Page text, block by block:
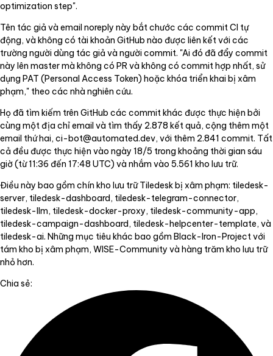
optimization step".
Tên tác giả và email noreply này bắt chước các commit CI tự
động, và không có tài khoản GitHub nào được liên kết với các
trường người dùng tác giả và người commit. "Ai đó đã đẩy commit
này lên master mà không có PR và không có commit hợp nhất, sử
dụng PAT (Personal Access Token) hoặc khóa triển khai bị xâm
phạm," theo các nhà nghiên cứu.
Họ đã tìm kiếm trên GitHub các commit khác được thực hiện bởi
cùng một địa chỉ email và tìm thấy 2.878 kết quả, cộng thêm một
email thứ hai, ci-bot@automated.dev, với thêm 2.841 commit. Tất
cả đều được thực hiện vào ngày 18/5 trong khoảng thời gian sáu
giờ (từ 11:36 đến 17:48 UTC) và nhắm vào 5.561 kho lưu trữ.
Điều này bao gồm chín kho lưu trữ Tiledesk bị xâm phạm: tiledesk-
server, tiledesk-dashboard, tiledesk-telegram-connector,
tiledesk-llm, tiledesk-docker-proxy, tiledesk-community-app,
tiledesk-campaign-dashboard, tiledesk-helpcenter-template, và
tiledesk-ai. Những mục tiêu khác bao gồm Black-Iron-Project với
tám kho bị xâm phạm, WISE-Community và hàng trăm kho lưu trữ
nhỏ hơn.
Chia sẻ: